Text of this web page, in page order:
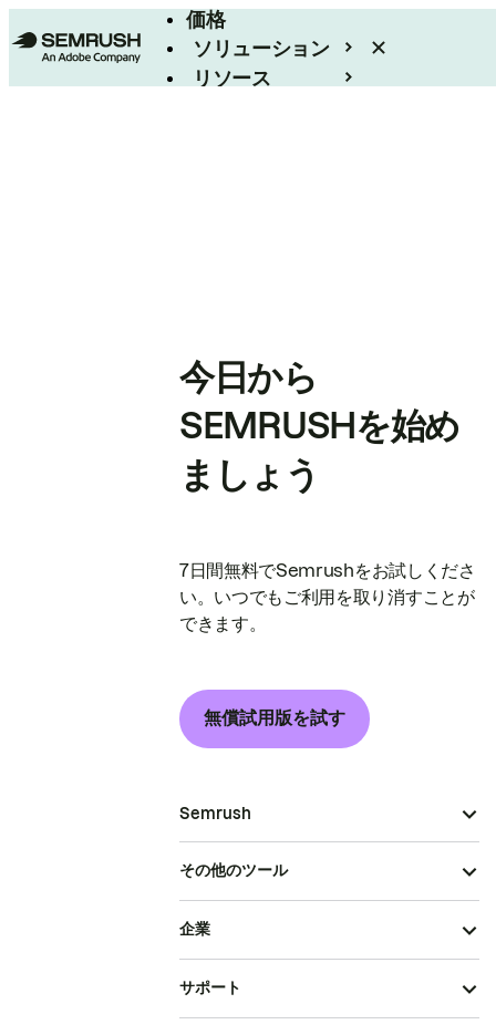
価格
ソリューション
リソース
今日から
SEMRUSHを始め
ましょう
7日間無料でSemrushをお試しくださ
い。いつでもご利用を取り消すことが
できます。
無償試用版を試す
Semrush
その他のツール
企業
サポート